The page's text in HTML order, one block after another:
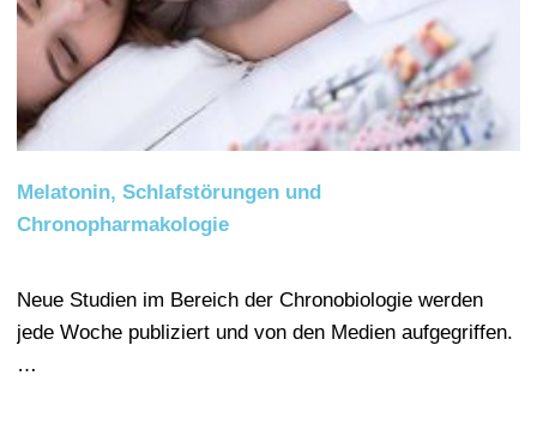
Melatonin, Schlafstörungen und
Chronopharmakologie
Neue Studien im Bereich der Chronobiologie werden
jede Woche publiziert und von den Medien aufgegriffen.
…